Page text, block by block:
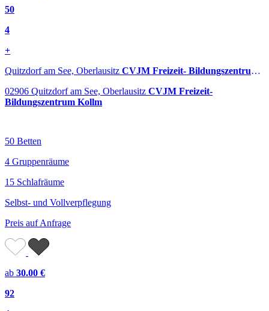
50
4
+
Quitzdorf am See, Oberlausitz CVJM Freizeit- Bildungszentrum Kollm
02906 Quitzdorf am See, Oberlausitz CVJM Freizeit-
Bildungszentrum Kollm
50 Betten
4 Gruppenräume
15 Schlafräume
Selbst- und Vollverpflegung
Preis auf Anfrage
ab 30.00 €
92